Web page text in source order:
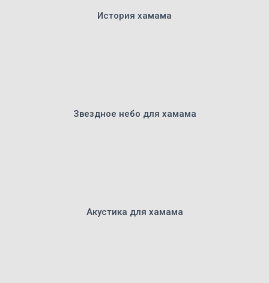
История хамама
Звездное небо для хамама
Акустика для хамама